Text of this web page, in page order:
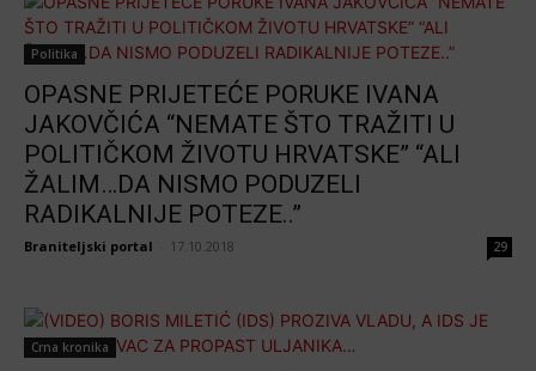
Politika
OPASNE PRIJETEĆE PORUKE IVANA
JAKOVČIĆA “NEMATE ŠTO TRAŽITI U
POLITIČKOM ŽIVOTU HRVATSKE” “ALI
ŽALIM…DA NISMO PODUZELI
RADIKALNIJE POTEZE..”
Braniteljski portal 17.10.2018 29
Crna kronika